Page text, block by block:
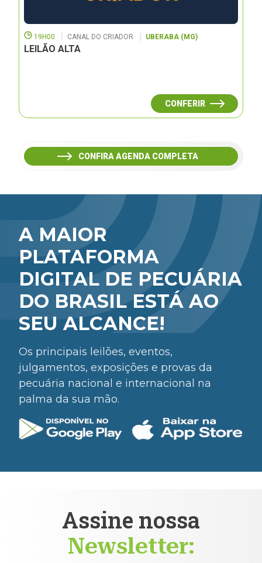
19H00 CANAL DO CRIADOR UBERABA (MG)
LEILÃO ALTA
CONFERIR
CONFIRA AGENDA COMPLETA
A MAIOR
PLATAFORMA
DIGITAL DE PECUÁRIA
DO BRASIL ESTÁ AO
SEU ALCANCE!
Os principais leilões, eventos,
julgamentos, exposições e provas da
pecuária nacional e internacional na
palma da sua mão.
Assine nossa
Newsletter: